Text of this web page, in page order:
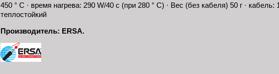
450 ° C · время нагрева: 290 W/40 с (при 280 ° C) · Вес (без кабеля) 50 г · кабель:
теплостойкий
Производитель: ERSA.